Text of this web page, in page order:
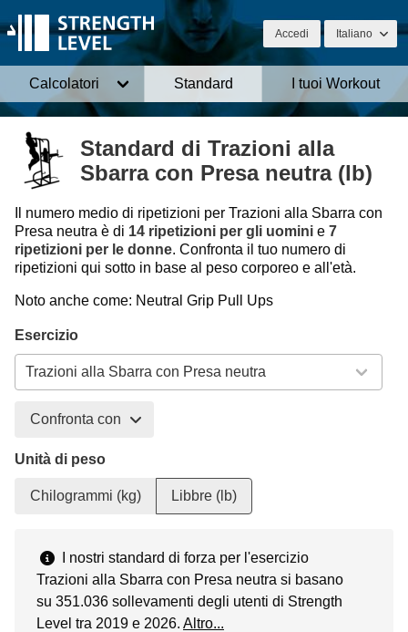
Accedi Italiano
Calcolatori Standard I tuoi Workout
Standard di Trazioni alla
Sbarra con Presa neutra (lb)
Il numero medio di ripetizioni per Trazioni alla Sbarra con
Presa neutra è di 14 ripetizioni per gli uomini e 7
ripetizioni per le donne. Confronta il tuo numero di
ripetizioni qui sotto in base al peso corporeo e all'età.
Noto anche come: Neutral Grip Pull Ups
Esercizio
Confronta con
Unità di peso
Chilogrammi (kg) Libbre (lb)
I nostri standard di forza per l'esercizio
Trazioni alla Sbarra con Presa neutra si basano
su 351.036 sollevamenti degli utenti di Strength
Level tra 2019 e 2026. Altro...